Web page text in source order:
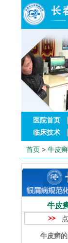
医院首页
临床技术
首页 > 牛皮
牛皮
牛皮癣